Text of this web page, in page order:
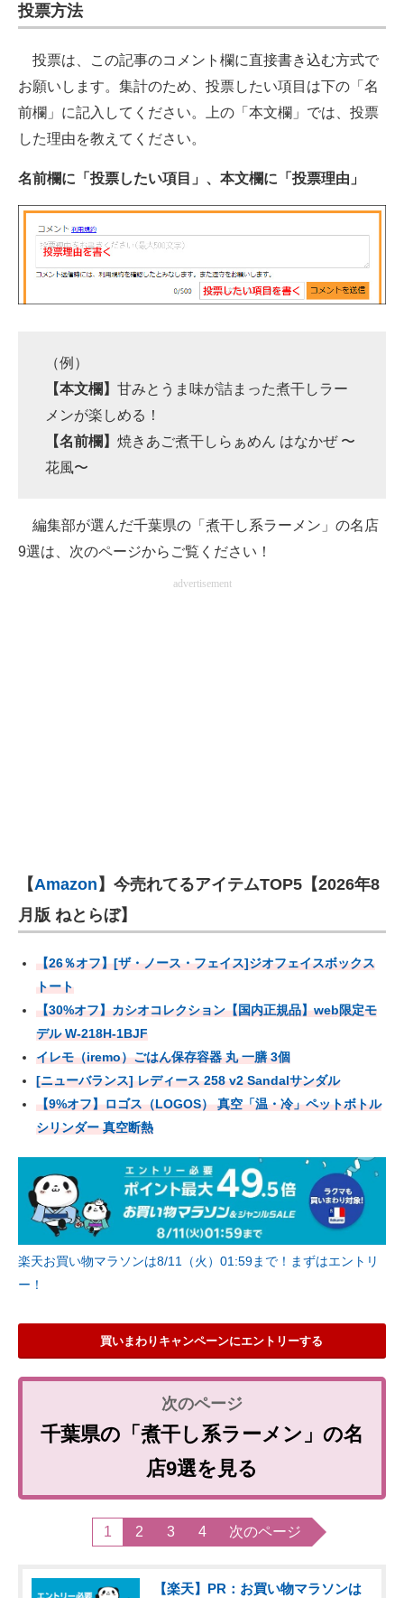
投票方法
投票は、この記事のコメント欄に直接書き込む方式で
お願いします。集計のため、投票したい項目は下の「名
前欄」に記入してください。上の「本文欄」では、投票
した理由を教えてください。
名前欄に「投票したい項目」、本文欄に「投票理由」
（例）
【本文欄】 甘みとうま味が詰まった煮干しラー
メンが楽しめる！
【名前欄】 焼きあご煮干しらぁめん はなかぜ 〜
花風〜
編集部が選んだ千葉県の「煮干し系ラーメン」の名店
9選は、次のページからご覧ください！
advertisement
【Amazon 】今売れてるアイテムTOP5【2026年8
月版 ねとらぼ】
【26％オフ】[ザ・ノース・フェイス]ジオフェイスボックス
トート
【30%オフ】カシオコレクション【国内正規品】web限定モ
デル W-218H-1BJF
イレモ（iremo）ごはん保存容器 丸 一膳 3個
[ニューバランス] レディース 258 v2 Sandalサンダル
【9%オフ】ロゴス（LOGOS） 真空「温・冷」ペットボトル
シリンダー 真空断熱
楽天お買い物マラソンは8/11（火）01:59まで！まずはエントリ
ー！
買いまわりキャンペーンにエントリーする
千葉県の「煮干し系ラーメン」の名
店9選を見る
1 2 3 4 次のページ
【楽天】PR：お買い物マラソンは